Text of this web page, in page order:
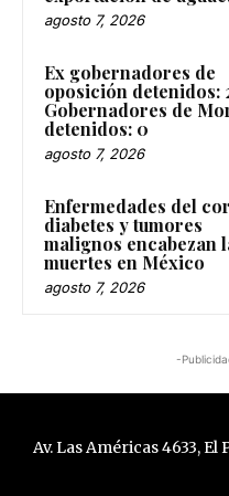
agosto 7, 2026
Ex gobernadores de
oposición detenidos:
Gobernadores de
detenidos: 0
agosto 7, 2026
Enfermedades del
diabetes y tumores
malignos encabezan
muertes en México
agosto 7, 2026
-
Av. Las Américas 4633, El